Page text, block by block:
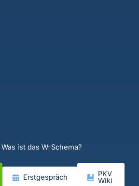
Was ist das W-Schema?
Erstgespräch PKV
Wiki